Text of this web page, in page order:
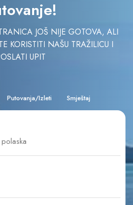
JOŠ NIJE GOTOVA, ALI
KORISTITI NAŠU TRAŽILICU I
UPIT
Putovanja/Izleti Smještaj